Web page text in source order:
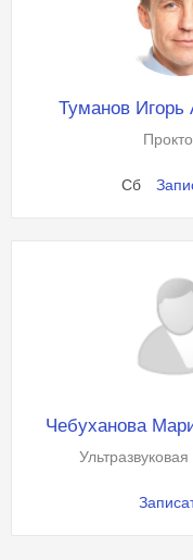
Туманов Игорь
Сб
Чебуханова